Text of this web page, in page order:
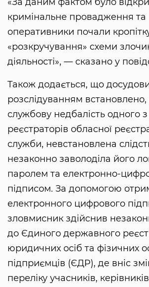
кримінальне провадження та
оперативники почали
«розкручування» схеми
діяльності», — сказано у
Також додається, що
розслідуванням
службову недбалість одного
реєстраторів обласної
служби, невстановлена
незаконно заволоділа його
паролем та електронно-
підписом. За допомогою
електронного цифрового
зловмисник здійснив
до Єдиного державного
юридичних осіб та фізичних
підприємців (ЄДР), де вніс
переліку учасників,